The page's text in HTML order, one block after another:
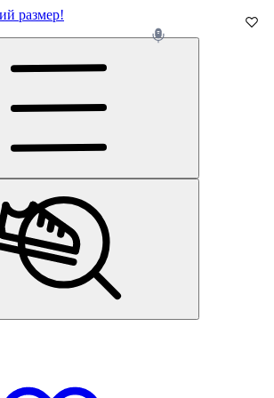
размер!